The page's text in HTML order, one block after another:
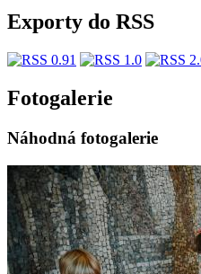
Exporty do RSS
Fotogalerie
Náhodná fotogalerie